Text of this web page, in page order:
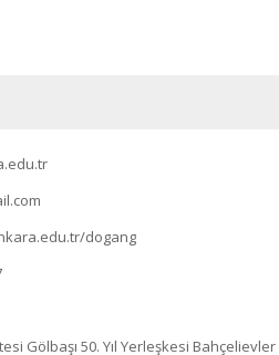
dogang
Gölbaşı 50. Yıl Yerleşkesi